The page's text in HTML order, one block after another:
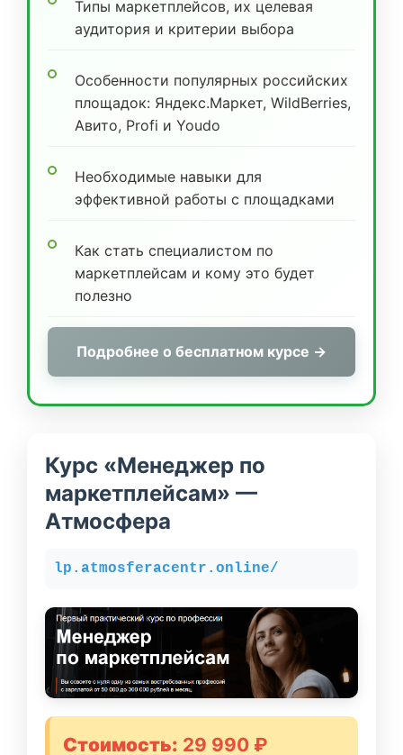
Типы маркетплейсов, их целевая
аудитория и критерии выбора
Особенности популярных российских
площадок: Яндекс.Маркет, WildBerries,
Авито, Profi и Youdo
Необходимые навыки для
эффективной работы с площадками
Как стать специалистом по
маркетплейсам и кому это будет
полезно
Подробнее о бесплатном курсе →
Курс «Менеджер по
маркетплейсам» —
Атмосфера
lp.atmosferacentr.online/
Стоимость: 29 990 ₽